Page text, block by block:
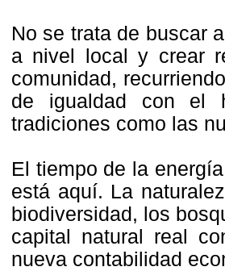
No se trata de buscar
a nivel local y crear
comunidad,
de igualdad con el
tradiciones como las
El tiempo de la
está aquí. La
biodiversidad, los
capital natural real
nueva contabilidad